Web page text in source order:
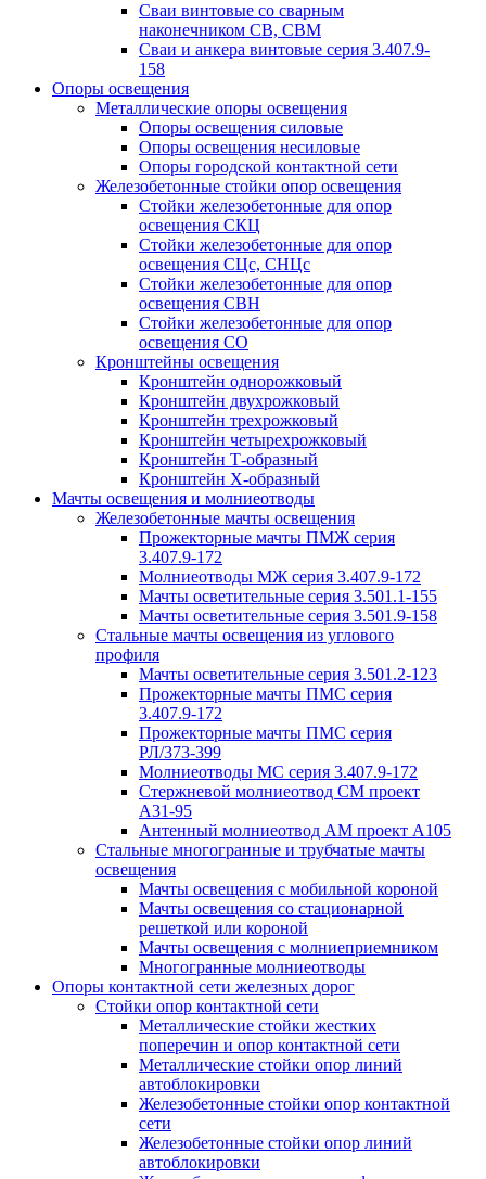
Сваи винтовые со сварным
наконечником СВ, СВМ
Сваи и анкера винтовые серия 3.407.9-
158
Опоры освещения
Металлические опоры освещения
Опоры освещения силовые
Опоры освещения несиловые
Опоры городской контактной сети
Железобетонные стойки опор освещения
Стойки железобетонные для опор
освещения СКЦ
Стойки железобетонные для опор
освещения СЦс, СНЦс
Стойки железобетонные для опор
освещения СВН
Стойки железобетонные для опор
освещения СО
Кронштейны освещения
Кронштейн однорожковый
Кронштейн двухрожковый
Кронштейн трехрожковый
Кронштейн четырехрожковый
Кронштейн Т-образный
Кронштейн Х-образный
Мачты освещения и молниеотводы
Железобетонные мачты освещения
Прожекторные мачты ПМЖ серия
3.407.9-172
Молниеотводы МЖ серия 3.407.9-172
Мачты осветительные серия 3.501.1-155
Мачты осветительные серия 3.501.9-158
Стальные мачты освещения из углового
профиля
Мачты осветительные серия 3.501.2-123
Прожекторные мачты ПМС серия
3.407.9-172
Прожекторные мачты ПМС серия
РЛ/373-399
Молниеотводы МС серия 3.407.9-172
Стержневой молниеотвод СМ проект
А31-95
Антенный молниеотвод АМ проект А105
Стальные многогранные и трубчатые мачты
освещения
Мачты освещения с мобильной короной
Мачты освещения со стационарной
решеткой или короной
Мачты освещения с молниеприемником
Многогранные молниеотводы
Опоры контактной сети железных дорог
Стойки опор контактной сети
Металлические стойки жестких
поперечин и опор контактной сети
Металлические стойки опор линий
автоблокировки
Железобетонные стойки опор контактной
сети
Железобетонные стойки опор линий
автоблокировки